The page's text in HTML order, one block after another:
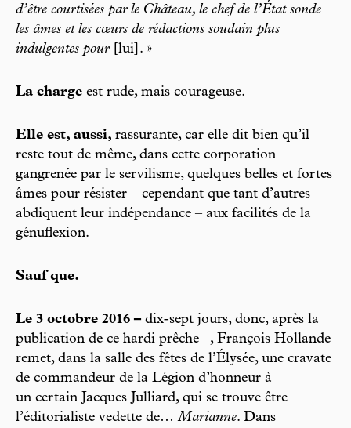
d’être courtisées par le Château, le chef de l’État sonde
les âmes et les cœurs de rédactions soudain plus
indulgentes pour
[lui]. »
La charge est rude, mais courageuse.
Elle est, aussi, rassurante, car elle dit bien qu’il
reste tout de même, dans cette corporation
gangrenée par le servilisme, quelques belles et fortes
âmes pour résister – cependant que tant d’autres
abdiquent leur indépendance – aux facilités de la
génuflexion.
Sauf que.
Le 3 octobre 2016 – dix-sept jours, donc, après la
publication de ce hardi prêche –, François Hollande
remet, dans la salle des fêtes de l’Élysée, une cravate
de commandeur de la Légion d’honneur à
un certain Jacques Julliard, qui se trouve être
l’éditorialiste vedette de…Marianne. Dans